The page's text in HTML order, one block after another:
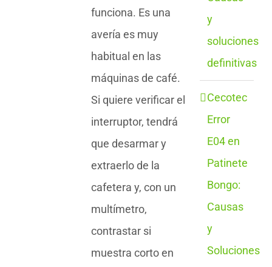
funciona. Es una
avería es muy
habitual en las
máquinas de café.
Si quiere verificar el
interruptor, tendrá
que desarmar y
extraerlo de la
cafetera y, con un
multímetro,
contrastar si
muestra corto en
y
soluciones
definitivas
Cecotec
Error
E04 en
Patinete
Bongo:
Causas
y
Soluciones